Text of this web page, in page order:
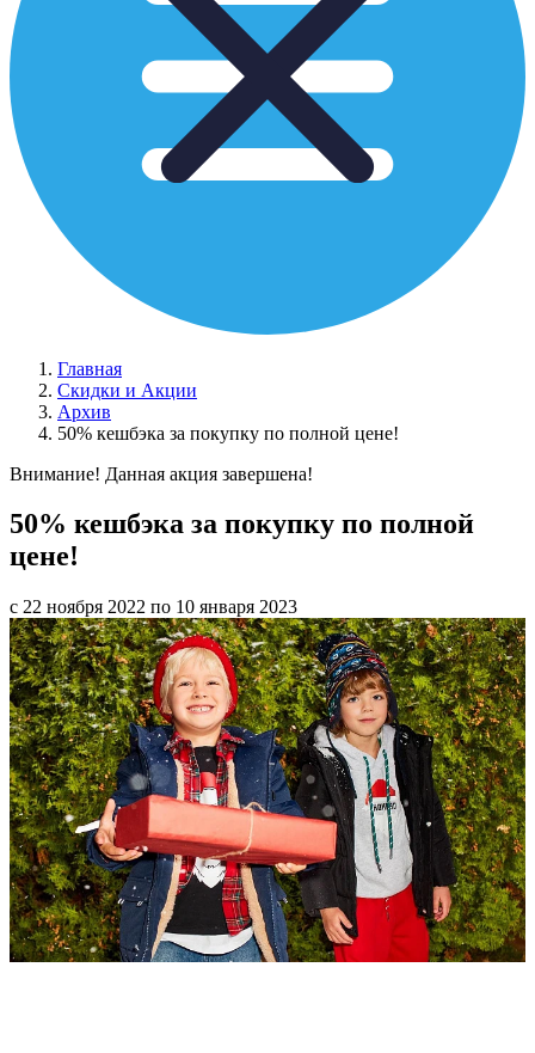
Главная
Скидки и Акции
Архив
50% кешбэка за покупку по полной цене!
Внимание! Данная акция завершена!
50% кешбэка за покупку по полной
цене!
с 22 ноября 2022 по 10 января 2023